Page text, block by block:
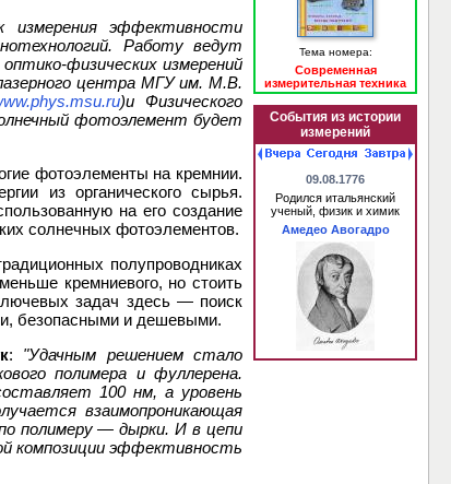
эффективности
Работу ведут
физических измерений
центра МГУ им. М.В.
)и Физического
фотоэлемент будет
фотоэлементы на кремнии.
из органического сырья.
на его создание
солнечных фотоэлементов.
полупроводниках
кремниевого, но стоить
задач здесь — поиск
безопасными и дешевыми.
: "Удачным решением стало
полимера и фуллерена.
100 нм, а уровень
взаимопроникающая
полимеру — дырки. И в цепи
композиции эффективность
Тема номера:
Современная
измерительная техника
События из истории
измерений
09.08.1776
Родился итальянский
ученый, физик и химик
Амедео Авогадро